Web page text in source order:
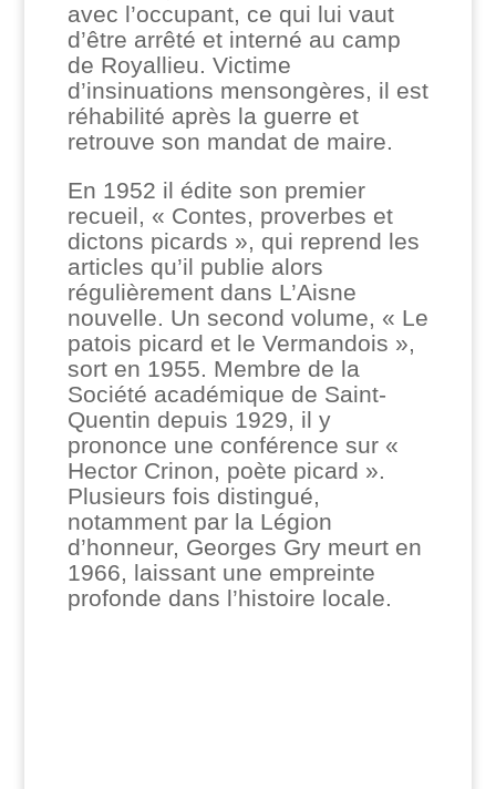
avec l’occupant, ce qui lui vaut
d’être arrêté et interné au camp
de Royallieu. Victime
d’insinuations mensongères, il est
réhabilité après la guerre et
retrouve son mandat de maire.
En 1952 il édite son premier
recueil, « Contes, proverbes et
dictons picards », qui reprend les
articles qu’il publie alors
régulièrement dans L’Aisne
nouvelle. Un second volume, « Le
patois picard et le Vermandois »,
sort en 1955. Membre de la
Société académique de Saint-
Quentin depuis 1929, il y
prononce une conférence sur «
Hector Crinon, poète picard ».
Plusieurs fois distingué,
notamment par la Légion
d’honneur, Georges Gry meurt en
1966, laissant une empreinte
profonde dans l’histoire locale.